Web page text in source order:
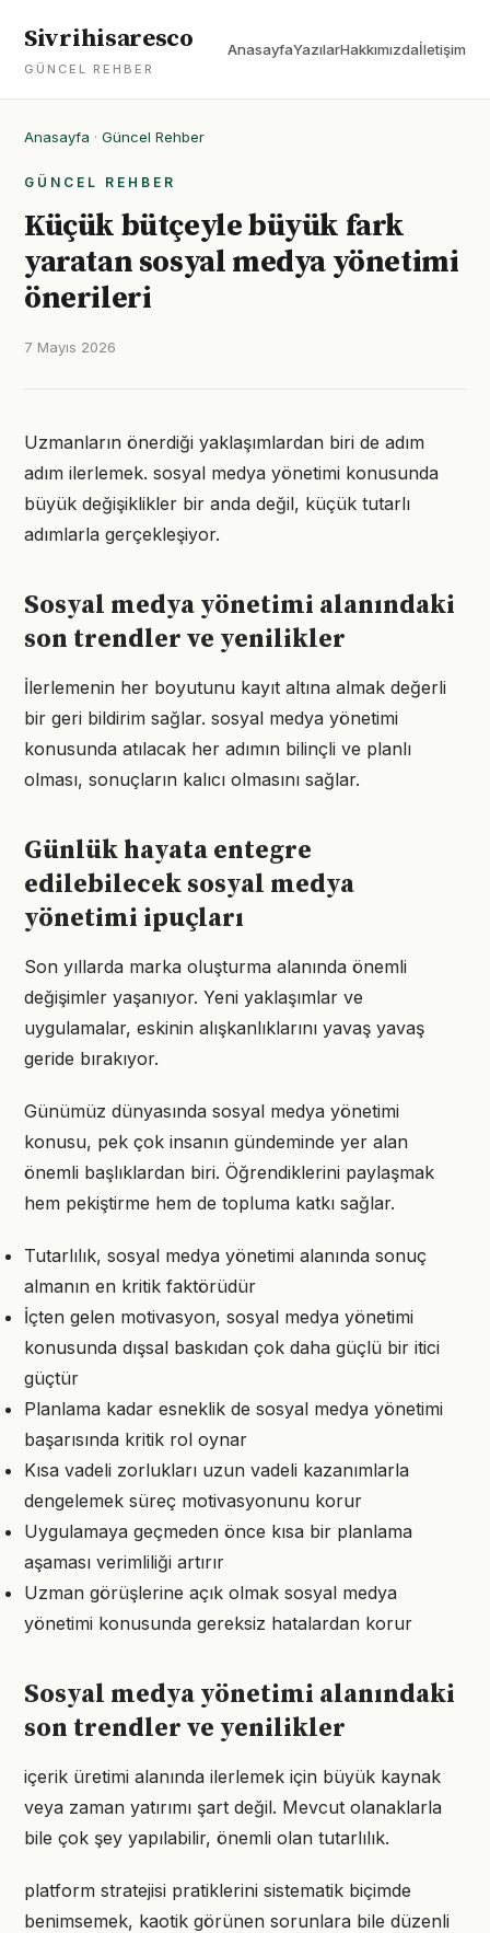
Sivrihisaresco
GÜNCEL REHBER
AnasayfaYazılarHakkımızdaİletişim
Anasayfa · Güncel Rehber
GÜNCEL REHBER
Küçük bütçeyle büyük fark
yaratan sosyal medya yönetimi
önerileri
7 Mayıs 2026
Uzmanların önerdiği yaklaşımlardan biri de adım
adım ilerlemek. sosyal medya yönetimi konusunda
büyük değişiklikler bir anda değil, küçük tutarlı
adımlarla gerçekleşiyor.
Sosyal medya yönetimi alanındaki
son trendler ve yenilikler
İlerlemenin her boyutunu kayıt altına almak değerli
bir geri bildirim sağlar. sosyal medya yönetimi
konusunda atılacak her adımın bilinçli ve planlı
olması, sonuçların kalıcı olmasını sağlar.
Günlük hayata entegre
edilebilecek sosyal medya
yönetimi ipuçları
Son yıllarda marka oluşturma alanında önemli
değişimler yaşanıyor. Yeni yaklaşımlar ve
uygulamalar, eskinin alışkanlıklarını yavaş yavaş
geride bırakıyor.
Günümüz dünyasında sosyal medya yönetimi
konusu, pek çok insanın gündeminde yer alan
önemli başlıklardan biri. Öğrendiklerini paylaşmak
hem pekiştirme hem de topluma katkı sağlar.
Tutarlılık, sosyal medya yönetimi alanında sonuç
almanın en kritik faktörüdür
İçten gelen motivasyon, sosyal medya yönetimi
konusunda dışsal baskıdan çok daha güçlü bir itici
güçtür
Planlama kadar esneklik de sosyal medya yönetimi
başarısında kritik rol oynar
Kısa vadeli zorlukları uzun vadeli kazanımlarla
dengelemek süreç motivasyonunu korur
Uygulamaya geçmeden önce kısa bir planlama
aşaması verimliliği artırır
Uzman görüşlerine açık olmak sosyal medya
yönetimi konusunda gereksiz hatalardan korur
Sosyal medya yönetimi alanındaki
son trendler ve yenilikler
içerik üretimi alanında ilerlemek için büyük kaynak
veya zaman yatırımı şart değil. Mevcut olanaklarla
bile çok şey yapılabilir, önemli olan tutarlılık.
platform stratejisi pratiklerini sistematik biçimde
benimsemek, kaotik görünen sorunlara bile düzenli